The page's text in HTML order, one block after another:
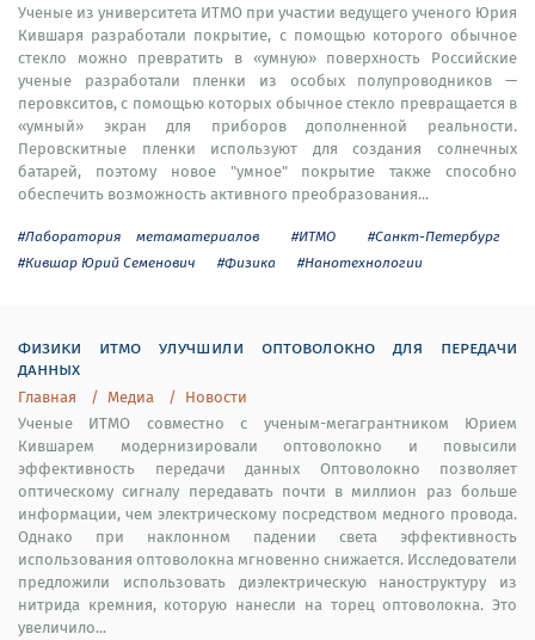
Ученые из университета ИТМО при участии ведущего ученого Юрия
Кившаря разработали покрытие, с помощью которого обычное
стекло можно превратить в «умную» поверхность Российские
ученые разработали пленки из особых полупроводников —
перовкситов, с помощью которых обычное стекло превращается в
«умный» экран для приборов дополненной реальности.
Перовскитные пленки используют для создания солнечных
батарей, поэтому новое "умное" покрытие также способно
обеспечить возможность активного преобразования...
#Лаборатория метаматериалов #ИТМО
#Санкт-Петербург
#Кившар Юрий Семенович
#Физика #Нанотехнологии
физики итмо улучшили оптоволокно для передачи
данных
Главная Медиа
Новости
Ученые ИТМО совместно с ученым-мегагрантником Юрием
Кившарем модернизировали оптоволокно и повысили
эффективность передачи данных Оптоволокно позволяет
оптическому сигналу передавать почти в миллион раз больше
информации, чем электрическому посредством медного провода.
Однако при наклонном падении света эффективность
использования оптоволокна мгновенно снижается. Исследователи
предложили использовать диэлектрическую наноструктуру из
нитрида кремния, которую нанесли на торец оптоволокна. Это
увеличило...